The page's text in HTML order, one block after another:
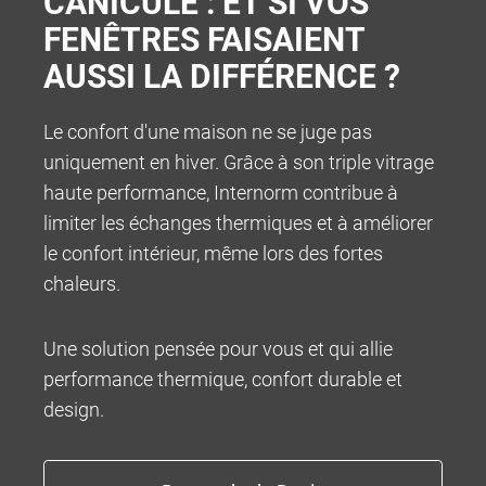
FENÊTRES FAISAIENT
AUSSI LA DIFFÉRENCE ?
Le confort d'une maison ne se juge pas
uniquement en hiver. Grâce à son triple vitrage
haute performance, Internorm contribue à
limiter les échanges thermiques et à améliorer
le confort intérieur, même lors des fortes
chaleurs.
Une solution pensée pour vous et qui allie
performance thermique, confort durable et
design.